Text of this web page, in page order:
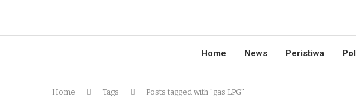
Home News Peristiwa
Home Tags Posts tagged with "gas LPG"